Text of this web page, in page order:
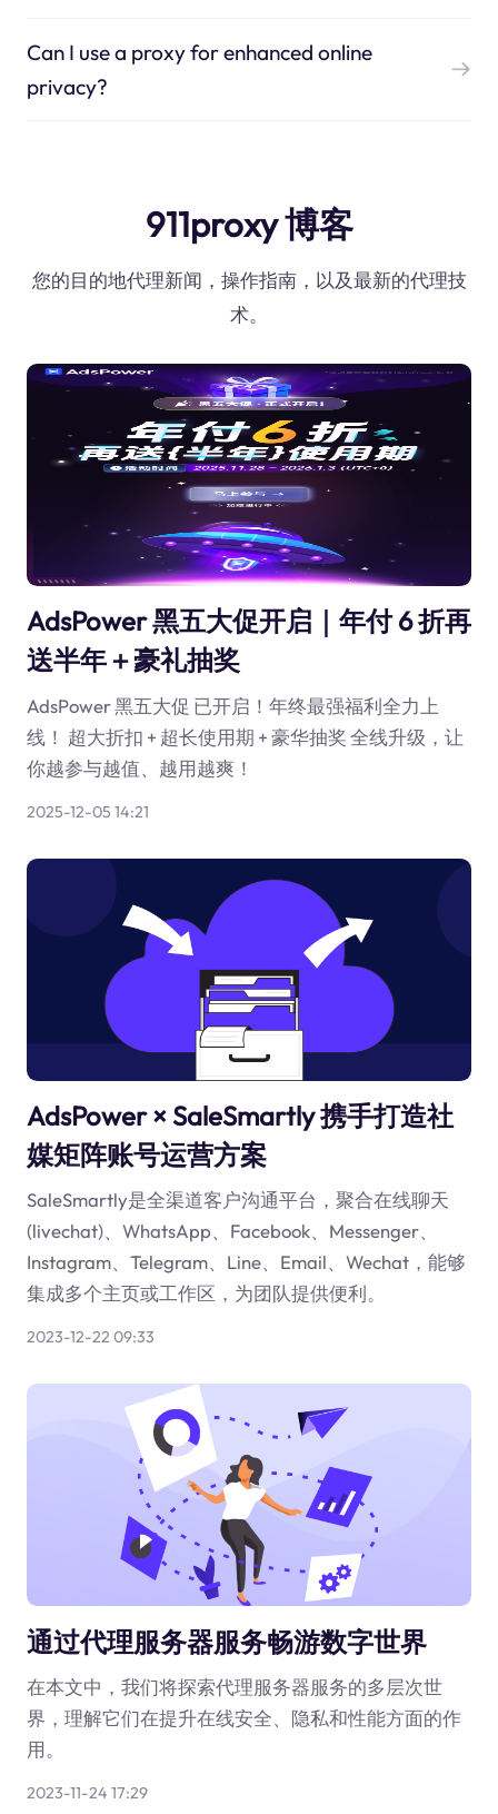
Can I use a proxy for enhanced online
privacy?
911proxy 博客
您的目的地代理新闻，操作指南，以及最新的代理技
术。
AdsPower 黑五大促开启｜年付 6 折再
送半年＋豪礼抽奖
AdsPower 黑五大促 已开启！年终最强福利全力上
线！ 超大折扣 + 超长使用期 + 豪华抽奖 全线升级，让
你越参与越值、越用越爽！
2025-12-05 14:21
AdsPower × SaleSmartly 携手打造社
媒矩阵账号运营方案
SaleSmartly是全渠道客户沟通平台，聚合在线聊天
(livechat)、WhatsApp、Facebook、Messenger、
Instagram、Telegram、Line、Email、Wechat，能够
集成多个主页或工作区，为团队提供便利。
2023-12-22 09:33
通过代理服务器服务畅游数字世界
在本文中，我们将探索代理服务器服务的多层次世
界，理解它们在提升在线安全、隐私和性能方面的作
用。
2023-11-24 17:29